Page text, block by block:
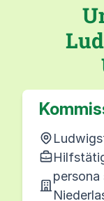
persona